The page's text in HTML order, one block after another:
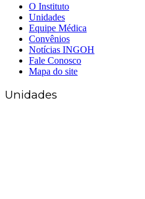
O Instituto
Unidades
Equipe Médica
Convênios
Notícias INGOH
Fale Conosco
Mapa do site
Unidades